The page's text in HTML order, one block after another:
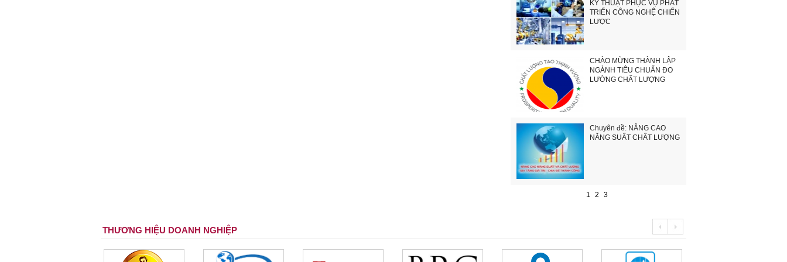
KỸ THUẬT PHỤC VỤ PHÁT
TRIỂN CÔNG NGHỆ CHIẾN
LƯỢC
CHÀO MỪNG THÀNH LẬP
NGÀNH TIÊU CHUẨN ĐO
LƯỜNG CHẤT LƯỢNG
Chuyên đề: NÂNG CAO
NĂNG SUẤT CHẤT LƯỢNG
1 2 3
THƯƠNG HIỆU DOANH NGHIỆP